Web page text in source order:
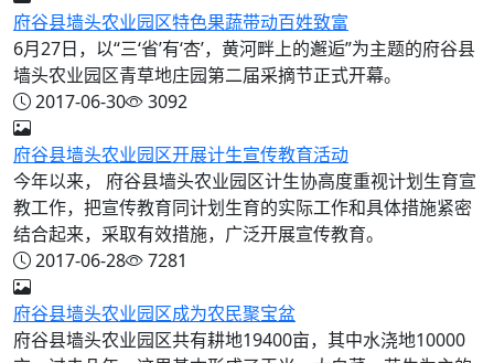
府谷县墙头农业园区特色果蔬带动百姓致富
6月27日，以“三‘省’有‘杏’，黄河畔上的邂逅”为主题的府谷县
墙头农业园区青草地庄园第二届采摘节正式开幕。
2017-06-30
3092
府谷县墙头农业园区开展计生宣传教育活动
今年以来， 府谷县墙头农业园区计生协高度重视计划生育宣
教工作，把宣传教育同计划生育的实际工作和具体措施紧密
结合起来，采取有效措施，广泛开展宣传教育。
2017-06-28
7281
府谷县墙头农业园区成为农民聚宝盆
府谷县墙头农业园区共有耕地19400亩，其中水浇地10000